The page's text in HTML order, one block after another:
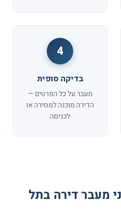
4
בדיקה סופית
מעבר על כל הפרטים —
הדירה מוכנה למסירה או
לכניסה
מעבר דירה בתל